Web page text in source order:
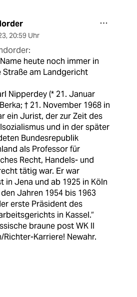
, 20:59 Uhr
heute noch immer in
Straße am Landgericht
Nipperdey (* 21. Januar
† 21. November 1968 in
ein Jurist, der zur Zeit des
und in der später
Bundesrepublik
als Professor für
Recht, Handels- und
tätig war. Er war
in Jena und ab 1925 in Köln
Jahren 1954 bis 1963
erste Präsident des
in Kassel.“
braune post WK II
Karriere! Newahr.